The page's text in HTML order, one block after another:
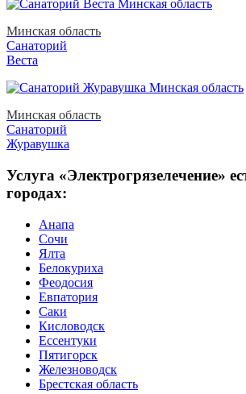
Минская область
Санаторий
Веста
Минская область
Санаторий
Журавушка
Услуга «Электрогрязелечение»
городах:
Анапа
Сочи
Ялта
Белокуриха
Феодосия
Евпатория
Саки
Кисловодск
Ессентуки
Пятигорск
Железноводск
Брестская область